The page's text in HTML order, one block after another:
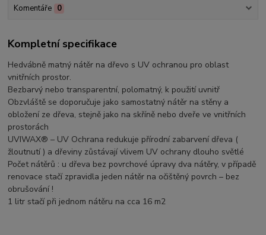
Komentáře 0
Kompletní specifikace
Hedvábně matný nátěr na dřevo s UV ochranou pro oblast
vnitřních prostor.
Bezbarvý nebo transparentní, polomatný, k použití uvnitř
Obzvláště se doporučuje jako samostatný nátěr na stěny a
obložení ze dřeva, stejně jako na skříně nebo dveře ve vnitřních
prostorách
UVIWAX® – UV Ochrana redukuje přírodní zabarvení dřeva (
žloutnutí ) a dřeviny zůstávají vlivem UV ochrany dlouho světlé
Počet nátěrů : u dřeva bez povrchové úpravy dva nátěry, v případě
renovace stačí zpravidla jeden nátěr na očištěný povrch – bez
obrušování !
1 litr stačí při jednom nátěru na cca 16 m2